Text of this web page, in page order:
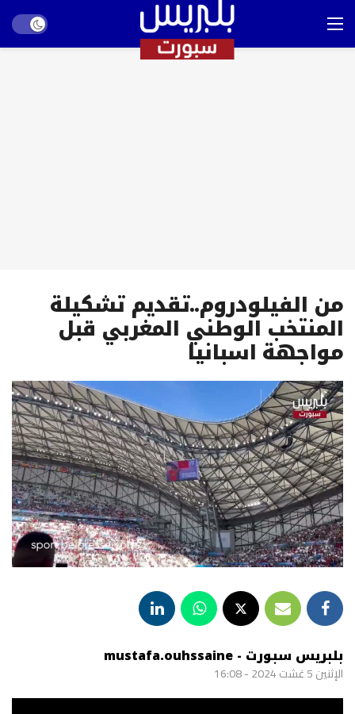
mode
من الفيلودروم..تقديم تشكيلة
المنتخب الوطني المغربي قبل
مواجهة اسبانيا
بلبريس سبورت - mustafa.ouhssaine
الإثنين 5 غشت 2024 - 16:08